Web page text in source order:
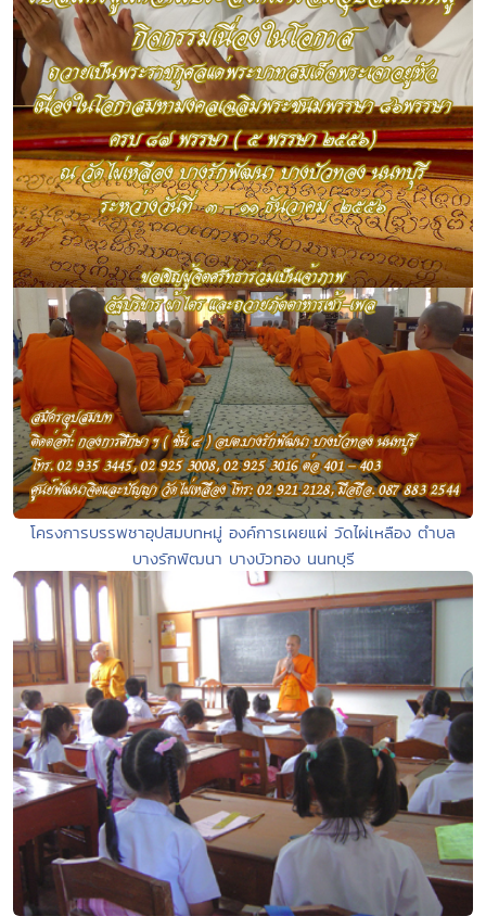
โครงการบรรพชาอุปสมบทหมู่ องค์การเผยแผ่ วัดไผ่เหลือง ตำบล
บางรักพัฒนา บางบัวทอง นนทบุรี